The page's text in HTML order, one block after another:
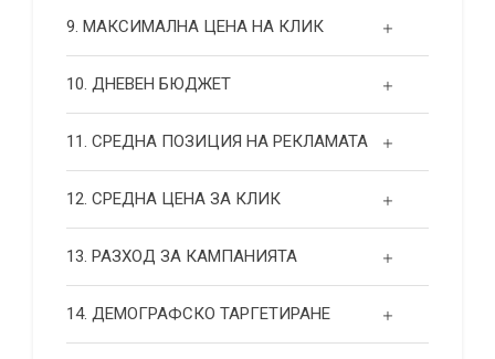
9. МАКСИМАЛНА ЦЕНА НА КЛИК
10. ДНЕВЕН БЮДЖЕТ
11. СРЕДНА ПОЗИЦИЯ НА РЕКЛАМАТА
12. СРЕДНА ЦЕНА ЗА КЛИК
13. РАЗХОД ЗА КАМПАНИЯТА
14. ДЕМОГРАФСКО ТАРГЕТИРАНЕ